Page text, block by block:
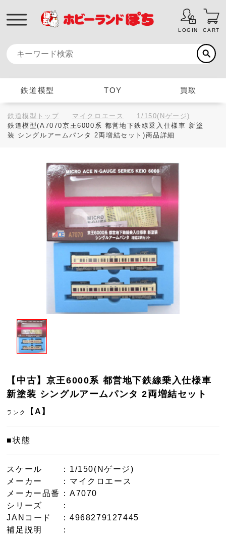
LOGIN CART
鉄道模型 TOY 買取
鉄道模型トップ マイクロエース
1/150(Nゲージ)
鉄道模型(A7070京王6000系 都営地下鉄線乗入仕様車 新塗
装 シングルアームパンタ 2両増結セット)商品詳細
【中古】京王6000系 都営地下鉄線乗入仕様車
新塗装 シングルアームパンタ 2両増結セット
ランク 【A】
■状態
スケール
：1/150(Nゲージ)
メーカー
：マイクロエース
メーカー品番
：A7070
シリーズ
：
JANコード
：4968279127445
補足説明
：